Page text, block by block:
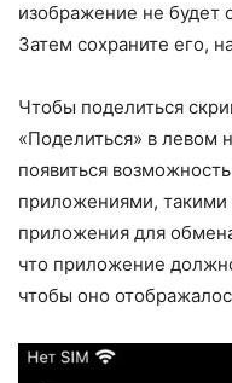
изображение не будет
Затем сохраните его,
Чтобы поделиться
«Поделиться» в левом
появиться
приложениями, такими
приложения для
что приложение
чтобы оно